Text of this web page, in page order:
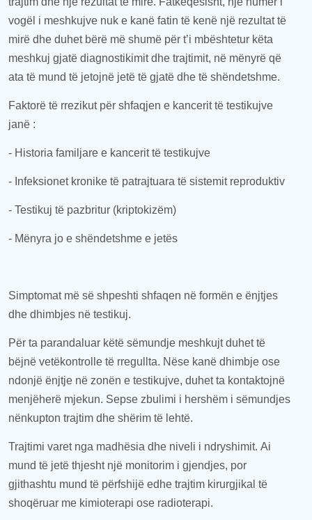
vogël i meshkujve nuk e kanë fatin të kenë një rezultat të
mirë dhe duhet bërë më shumë për t’i mbështetur këta
meshkuj gjatë diagnostikimit dhe trajtimit, në mënyrë që
ata të mund të jetojnë jetë të gjatë dhe të shëndetshme.
Faktorë të rrezikut për shfaqjen e kancerit të testikujve
janë :
- Historia familjare e kancerit të testikujve
- Infeksionet kronike të patrajtuara të sistemit reproduktiv
- Testikuj të pazbritur (kriptokizëm)
- Mënyra jo e shëndetshme e jetës
Simptomat më së shpeshti shfaqen në formën e ënjtjes
dhe dhimbjes në testikuj.
Për ta parandaluar këtë sëmundje meshkujt duhet të
bëjnë vetëkontrol le të rregull ta. Nëse kanë dhimbje ose
ndonjë ënjtje në zonën e testikujve, duhet ta kontaktojnë
menjëherë mjekun. Sepse zbulimi i hershëm i sëmundjes
nënkupton trajtim dhe shërim të lehtë.
Trajtimi varet nga madhësia dhe niveli i ndryshimit. Ai
mund të jetë thjesht një monitorim i gjendjes, por
gjithashtu mund të përfshijë edhe trajtim kirurgjikal të
shoqëruar me kimioterapi ose radioterapi.